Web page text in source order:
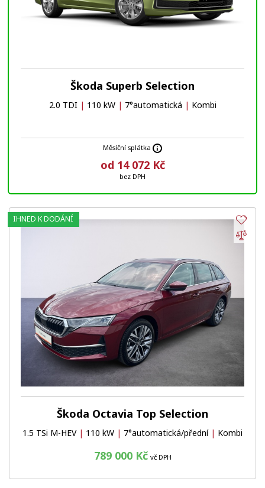
Škoda Superb Selection
2.0 TDI | 110 kW | 7°automatická | Kombi
Měsíční splátka
od 14 072 Kč
bez DPH
Škoda Octavia Top Selection
1.5 TSi M-HEV | 110 kW | 7°automatická/přední | Kombi
789 000 Kč vč DPH
IHNED K DODÁNÍ